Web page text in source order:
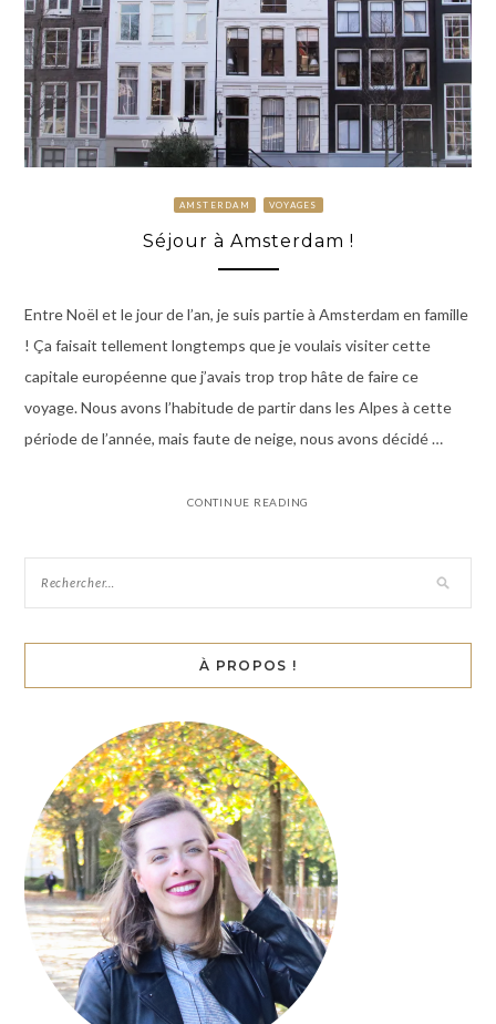
AMSTERDAM VOYAGES
Séjour à Amsterdam !
Entre Noël et le jour de l’an, je suis partie à Amsterdam en famille
! Ça faisait tellement longtemps que je voulais visiter cette
capitale européenne que j’avais trop trop hâte de faire ce
voyage. Nous avons l’habitude de partir dans les Alpes à cette
période de l’année, mais faute de neige, nous avons décidé …
CONTINUE READING
À PROPOS !